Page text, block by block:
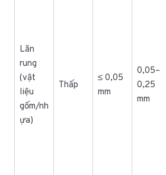
Lăn
rung
(vật
liệu
gốm/nh
ựa)
Thấp
≤ 0,05
mm
0,05–
0,25
mm